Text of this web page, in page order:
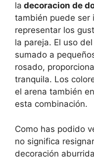
la decoracion de
también puede ser
representar los
la pareja. El uso
sumado a
rosado,
tranquila. Los
el arena también
esta combinación.
Como has podido
no significa
decoración